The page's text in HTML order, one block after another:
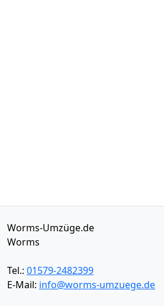
Worms-Umzüge.de
Worms
Tel.: 01579-2482399
E-Mail: info@worms-umzuege.de